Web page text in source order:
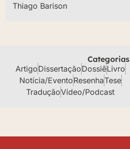
Thiago Barison
Categorias
ArtigoDissertaçãoDossiêLivro
Notícia/EventoResenhaTese
TraduçãoVídeo/Podcast